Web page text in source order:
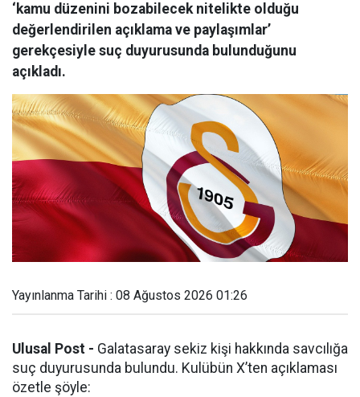
‘kamu düzenini bozabilecek nitelikte olduğu
değerlendirilen açıklama ve paylaşımlar’
gerekçesiyle suç duyurusunda bulunduğunu
açıkladı.
Yayınlanma Tarihi : 08 Ağustos 2026 01:26
Ulusal Post - Galatasaray sekiz kişi hakkında savcılığa
suç duyurusunda bulundu. Kulübün X’ten açıklaması
özetle şöyle: